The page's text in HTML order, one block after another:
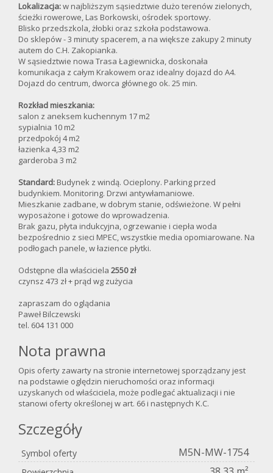
Lokalizacja:w najbliższym sąsiedztwie dużo terenów zielonych,
ścieżki rowerowe, Las Borkowski, ośrodek sportowy.
Blisko przedszkola, żłobki oraz szkoła podstawowa.
Do sklepów - 3 minuty spacerem, a na większe zakupy 2 minuty
autem do C.H. Zakopianka.
W sąsiedztwie nowa Trasa Łagiewnicka, doskonała
komunikacja z całym Krakowem oraz idealny dojazd do A4.
Dojazd do centrum, dworca głównego ok. 25 min.
Rozkład mieszkania:
salon z aneksem kuchennym 17 m2
sypialnia 10 m2
przedpokój 4 m2
łazienka 4,33 m2
garderoba 3 m2
Standard: Budynek z windą. Ocieplony. Parking przed
budynkiem. Monitoring. Drzwi antywłamaniowe.
Mieszkanie zadbane, w dobrym stanie, odświeżone. W pełni
wyposażone i gotowe do wprowadzenia.
Brak gazu, płyta indukcyjna, ogrzewanie i ciepła woda
bezpośrednio z sieci MPEC, wszystkie media opomiarowane. Na
podłogach panele, w łazience płytki.
Odstępne dla właściciela 2550 zł
czynsz 473 zł + prąd wg zużycia
zapraszam do oglądania
Paweł Bilczewski
tel. 604 131 000
Nota prawna
Opis oferty zawarty na stronie internetowej sporządzany jest
na podstawie oględzin nieruchomości oraz informacji
uzyskanych od właściciela, może podlegać aktualizacji i nie
stanowi oferty określonej w art. 66 i następnych K.C.
Szczegóły
Symbol oferty M5N-MW-1754